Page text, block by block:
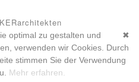
impressum
Münster
✖
optimal zu gestalten und
verwenden wir Cookies. Durch
stimmen Sie der Verwendung
Mehr erfahren.